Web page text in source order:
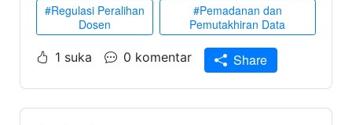
#Regulasi Peralihan
Dosen
#Pemadanan dan
Pemutakhiran Data
1 suka 0 komentar Share